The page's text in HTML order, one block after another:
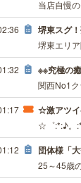
堺東スグ
※※究極の
☆激アツイ
団体様「